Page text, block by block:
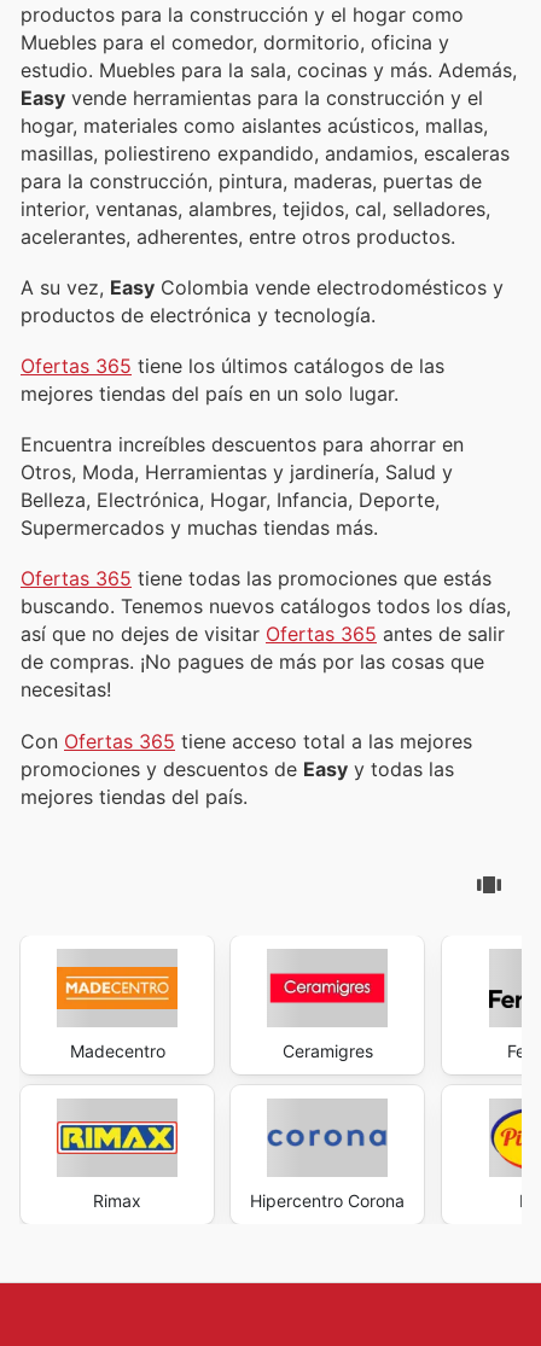
productos para la construcción y el hogar como
Muebles para el comedor, dormitorio, oficina y
estudio. Muebles para la sala, cocinas y más. Además,
Easy vende herramientas para la construcción y el
hogar, materiales como aislantes acústicos, mallas,
masillas, poliestireno expandido, andamios, escaleras
para la construcción, pintura, maderas, puertas de
interior, ventanas, alambres, tejidos, cal, selladores,
acelerantes, adherentes, entre otros productos.
A su vez, Easy Colombia vende electrodomésticos y
productos de electrónica y tecnología.
Ofertas 365 tiene los últimos catálogos de las
mejores tiendas del país en un solo lugar.
Encuentra increíbles descuentos para ahorrar en
Otros, Moda, Herramientas y jardinería, Salud y
Belleza, Electrónica, Hogar, Infancia, Deporte,
Supermercados y muchas tiendas más.
Ofertas 365 tiene todas las promociones que estás
buscando. Tenemos nuevos catálogos todos los días,
así que no dejes de visitar Ofertas 365 antes de salir
de compras. ¡No pagues de más por las cosas que
necesitas!
Con Ofertas 365 tiene acceso total a las mejores
promociones y descuentos de Easy y todas las
mejores tiendas del país.
Madecentro
Rimax
Ceramigres
Hipercentro Corona